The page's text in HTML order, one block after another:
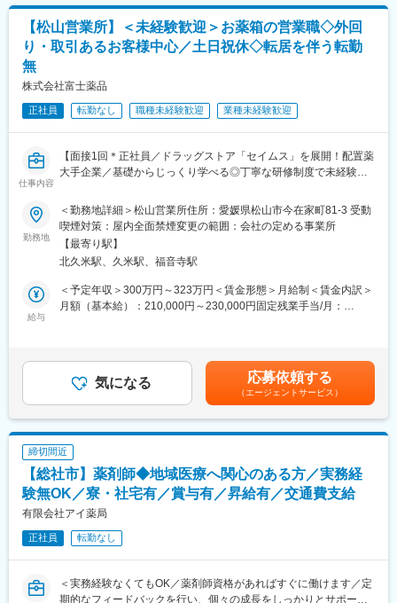
・健康相談、新商品・サービスのご提案 など
※一部、新たに配置薬を置いていただくお客様への訪問がありま
└配置薬は無料でおけるので、お客様も抵抗なく置いてくれる製
を身につけます。
・入社2週間～1ヶ月 ： 先輩社員に同行し、仕事の流れを学びま
キルを習得します。
・入社1カ月以降 ： 慣れてきたら独り立ち。既存のお客様をメイ
ンに訪問します。
◎困ったら先輩社員に相談しやすい雰囲気です。
＜専門資格を取得できる＞
・入社後は、医薬品販売の専門知識を身につけるために、登録販
・資格取得後は、資格手当として給与にも反映されます。
・基本土日祝休み／年3回の大型連休あり
・残業20h以内
・スケジュールに合わせて直行直帰可
・転居を伴う転勤はありません
■やりがい：
・最近、健康のことで困っていることがないかなど、親身にお話
を聞くことで、お客様と信頼関係を築き、お客様の健康管理に貢
献することができます。
・「この薬すごく効き目があって良かったよ。」「こないだのリ
ンゴ酢美味しかった。ちょうどまた買おうと思ってたの。来てく
れてありがとう。」など、「ありがとう」という言葉が一番のや
額であり、選考を通じて上下する可能性があります。月給(月額)は
固定手当を含めた表記です。
【松山営業所】＜未経験歓迎＞お薬箱の営業職◇外回
り・取引あるお客様中心／土日祝休◇転居を伴う転勤
無
株式会社富士薬品
正社員 転勤なし 職種未経験歓迎 業種未経験歓迎
仕事内容
【面接1回＊正社員／ドラッグストア「セイムス」を展開！配置薬
大手企業／基礎からじっくり学べる◎丁寧な研修制度で未経験の
■職務内容：
担当エリアのお客様（個人宅や企業）へ訪問し、配置薬（お薬
箱）や健康食品の提案をお任せします。
※既に、取引のあるお客様先を訪問するスタイルです。
＜仕事の流れ＞
へ訪問をします。
・健康相談、新商品・サービスのご提案 など
※一部、新たに配置薬を置いていただくお客様への訪問がありま
す。
└配置薬は無料でおけるので、お客様も抵抗なく置いてくれる製
を身につけます。
勤務地
＜勤務地詳細＞松山営業所住所：愛媛県松山市今在家町81-3 受動
喫煙対策：屋内全面禁煙変更の範囲：会社の定める事業所
【最寄り駅】
北久米駅、久米駅、福音寺駅
給与
＜予定年収＞300万円～323万円＜賃金形態＞月給制＜賃金内訳＞
月額（基本給）：210,000円～230,000円固定残業手当/月：
年収は当社規定に基づき、年齢や経験に応じて決定します。・昇
給：年1回（4月）＜モデル給与＞※入社3年目平均基本給＋各種手
当＋業績連動給→総支給月額344,141円※業績連動給：月の予算達
成や売り上げに対して支払われます賃金はあくまでも目安の金額
であり、選考を通じて上下する可能性があります。月給(月額)は固
定手当を含めた表記です。
気になる 応募依頼する
（エージェントサービス）
締切間近
【総社市】薬剤師◆地域医療へ関心のある方／実務経
験無OK／寮・社宅有／賞与有／昇給有／交通費支給
有限会社アイ薬局
正社員 転勤なし
＜実務経験なくてもOK／薬剤師資格があればすぐに働けます／定
期的なフィードバックを行い、個々の成長をしっかりとサポート